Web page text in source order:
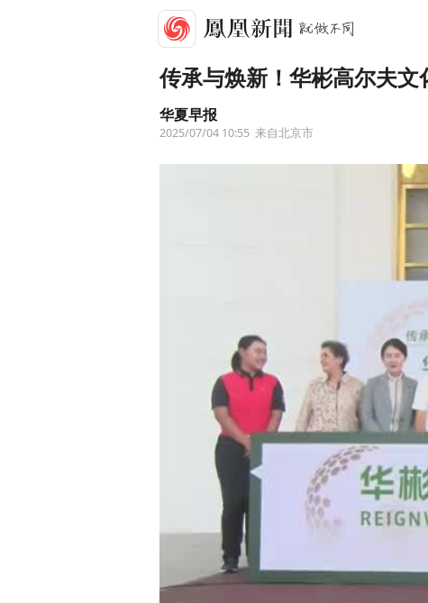
传承与焕新！华彬高尔夫文
华夏早报
2025/07/04 10:55 来自北京市